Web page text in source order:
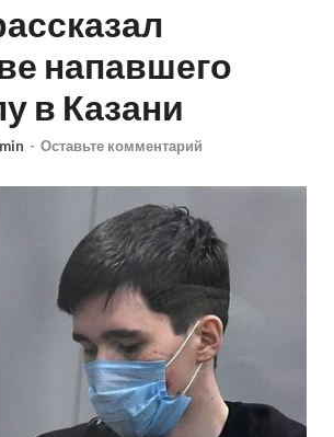
напавшего
в Казани
- Оставьте комментарий